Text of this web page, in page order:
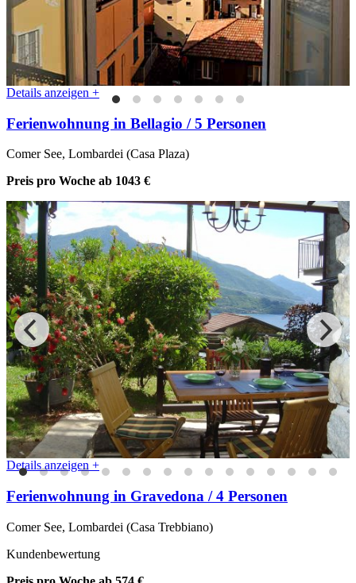
Details anzeigen +
Ferienwohnung in Bellagio / 5 Personen
Comer See, Lombardei (Casa Plaza)
Preis pro Woche ab 1043 €
Details anzeigen +
Ferienwohnung in Gravedona / 4 Personen
Comer See, Lombardei (Casa Trebbiano)
Kundenbewertung